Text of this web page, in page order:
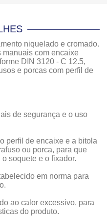
niquelado e cromado.
manuais com encaixe
DIN 3120 - C 12.5,
e porcas com perfil de
de segurança e o uso
perfil de encaixe e a bitola
ou porca, para que
soquete e o fixador.
em norma para
ao calor excessivo, para
do produto.